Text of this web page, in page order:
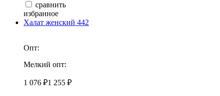
сравнить
избранное
Халат женский 442
Опт:
Мелкий опт:
1 076 ₽1 255 ₽